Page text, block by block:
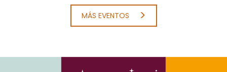
MÁS EVENTOS